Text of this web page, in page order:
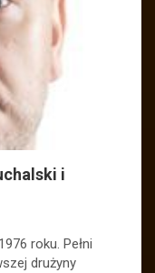
i
roku. Pełni
drużyny